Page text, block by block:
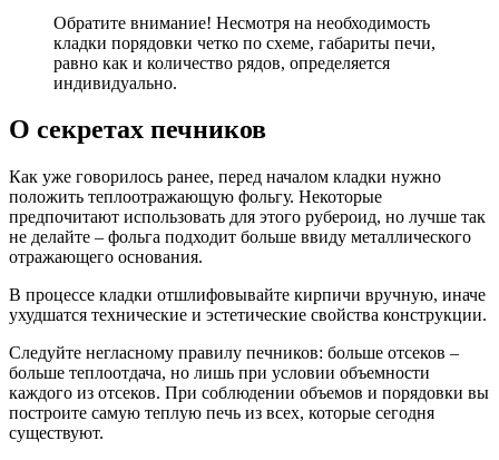
Обратите внимание! Несмотря на необходимость
кладки порядовки четко по схеме, габариты печи,
равно как и количество рядов, определяется
индивидуально.
О секретах печников
Как уже говорилось ранее, перед началом кладки нужно
положить теплоотражающую фольгу. Некоторые
предпочитают использовать для этого рубероид, но лучше так
не делайте – фольга подходит больше ввиду металлического
отражающего основания.
В процессе кладки отшлифовывайте кирпичи вручную, иначе
ухудшатся технические и эстетические свойства конструкции.
Следуйте негласному правилу печников: больше отсеков –
больше теплоотдача, но лишь при условии объемности
каждого из отсеков. При соблюдении объемов и порядовки вы
построите самую теплую печь из всех, которые сегодня
существуют.